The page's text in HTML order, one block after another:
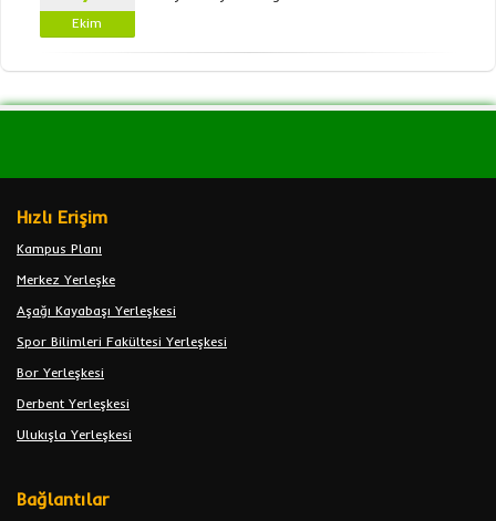
Ekim
Hızlı Erişim
Kampus Planı
Merkez Yerleşke
Aşağı Kayabaşı Yerleşkesi
Spor Bilimleri Fakültesi Yerleşkesi
Bor Yerleşkesi
Derbent Yerleşkesi
Ulukışla Yerleşkesi
Bağlantılar